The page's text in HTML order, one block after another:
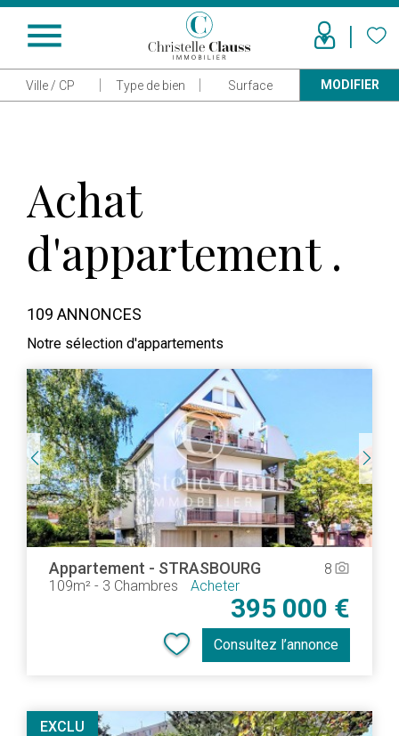
menu
Ville / CP Type de bien Surface MODIFIER
Achat
d'appartement .
109 ANNONCES
Notre sélection d'appartements
Appartement - STRASBOURG
109m² - 3 Chambres Acheter
8 camera_alt
395 000 €
Consultez l’annonce
EXCLU